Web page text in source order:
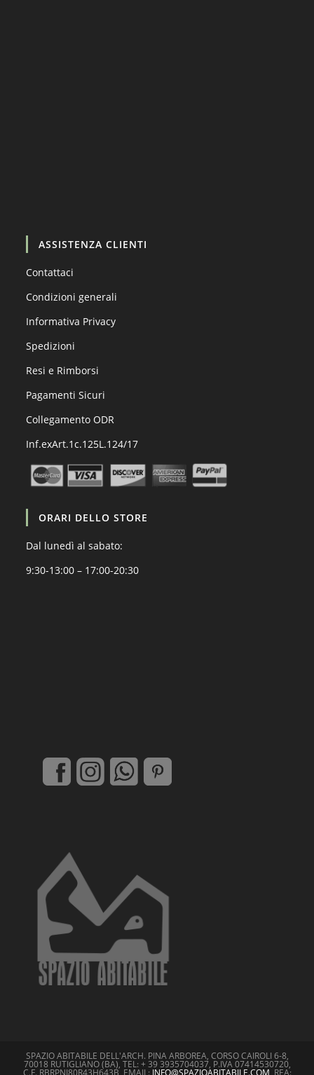
ASSISTENZA CLIENTI
Contattaci
Condizioni generali
Informativa Privacy
Spedizioni
Resi e Rimborsi
Pagamenti Sicuri
Collegamento ODR
Inf.exArt.1c.125L.124/17
ORARI DELLO STORE
Dal lunedì al sabato:
9:30-13:00 – 17:00-20:30
SPAZIO ABITABILE DELL'ARCH. PINA ARBOREA, CORSO CAIROLI 6-8,
70018 RUTIGLIANO (BA), TEL: + 39 3935704037, P.IVA 07414530720,
C.F. RBRPNI80R43H643B, EMAIL: INFO@SPAZIOABITABILE.COM , REA: